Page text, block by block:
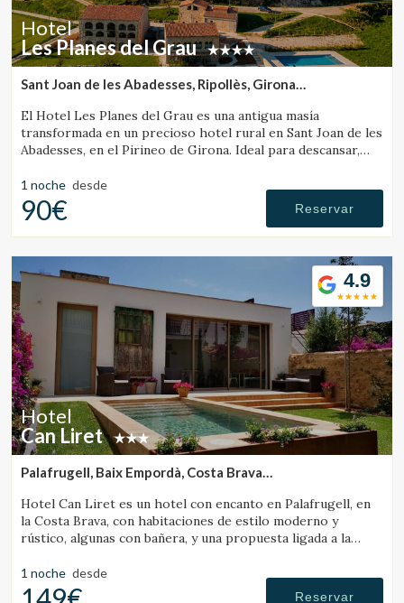
Hotel
Les Planes del Grau
Sant Joan de les Abadesses, Ripollès, Girona
El Hotel Les Planes del Grau es una antigua masía
transformada en un precioso hotel rural en Sant Joan de les
Abadesses, en el Pirineo de Girona. Ideal para descansar,
1 noche desde
90€ Reservar
4.9
Hotel
Can Liret
Palafrugell, Baix Empordà, Costa Brava
Hotel Can Liret es un hotel con encanto en Palafrugell, en
la Costa Brava, con habitaciones de estilo moderno y
rústico, algunas con bañera, y una propuesta ligada a la
1 noche desde
Reservar